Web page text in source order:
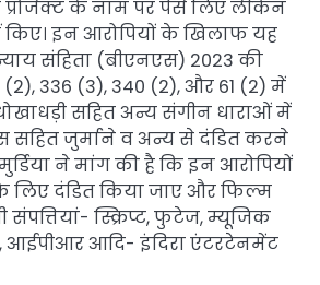
के नाम पर पैसे लिए लेकिन
किए। इन आरोपियों के खिलाफ यह
संहिता (बीएनएस) 2023 की
(2), 336 (3), 340 (2), और 61 (2) में
सहित अन्य संगीन धाराओं में
सहित जुर्माने व अन्य से दंडित करने
मुर्डिया ने मांग की है कि इन आरोपियों
दंडित किया जाए और फिल्म
संपत्तियां- स्क्रिप्ट, फुटेज, म्यूजिक
आईपीआर आदि- इंदिरा एंटरटेनमेंट